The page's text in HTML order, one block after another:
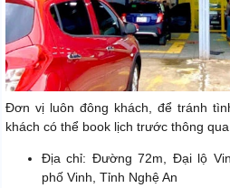
Đơn vị luôn đông khách, để tránh
khách có thể book lịch trước thông
Địa chỉ: Đường 72m, Đại lộ
phố Vinh, Tỉnh Nghệ An